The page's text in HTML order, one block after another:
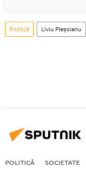
Politică Liviu Pleșoianu
POLITICĂ SOCIETATE